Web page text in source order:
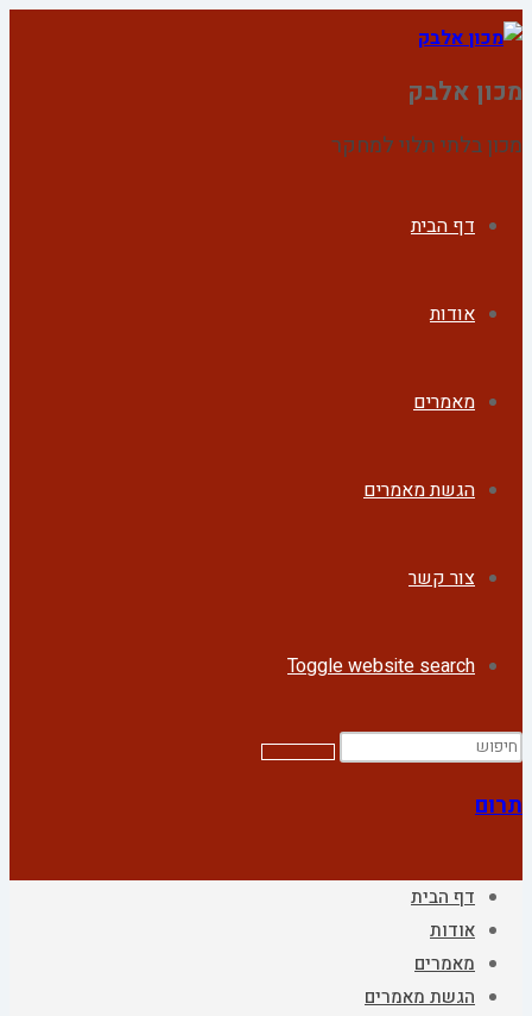
מכון אלבק
מכון בלתי תלוי למחקר
דף הבית
אודות
מאמרים
הגשת מאמרים
צור קשר
Toggle website search
תרום
דף הבית
אודות
מאמרים
הגשת מאמרים